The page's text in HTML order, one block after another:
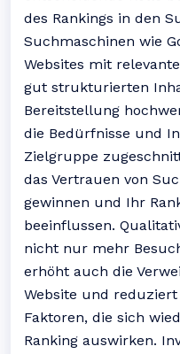
des Rankings in den
Suchmaschinen wie
Websites mit
gut strukturierten
Bereitstellung
die Bedürfnisse und
Zielgruppe
das Vertrauen von
gewinnen und Ihr
beeinflussen.
nicht nur mehr
erhöht auch die
Website und
Faktoren, die sich
Ranking auswirken.